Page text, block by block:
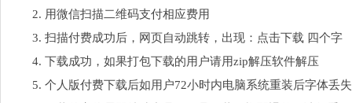
用微信扫描二维码支付相应费用
扫描付费成功后，网页自动跳转，出现：点击下载 四个字
下载成功，如果打包下载的用户请用zip解压软件解压
个人版付费下载后如用户72小时内电脑系统重装后字体丢